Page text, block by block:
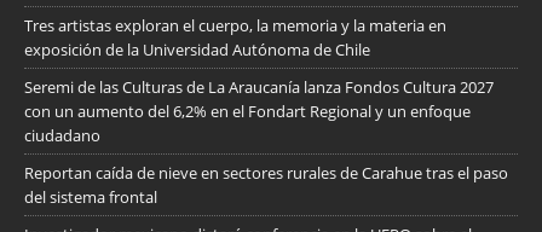
Tres artistas exploran el cuerpo, la memoria y la materia en
exposición de la Universidad Autónoma de Chile
Seremi de las Culturas de La Araucanía lanza Fondos Cultura 2027
con un aumento del 6,2% en el Fondart Regional y un enfoque
ciudadano
Reportan caída de nieve en sectores rurales de Carahue tras el paso
del sistema frontal